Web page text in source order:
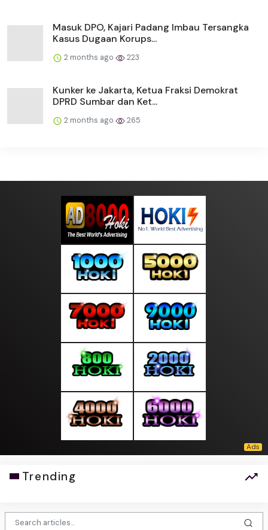
Masuk DPO, Kajari Padang Imbau Tersangka
Kasus Dugaan Korups...
2 months ago 223
Kunker ke Jakarta, Ketua Fraksi Demokrat
DPRD Sumbar dan Ket...
2 months ago 265
Trending